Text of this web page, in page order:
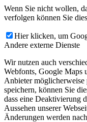
Wenn Sie nicht wollen,
verfolgen können Sie
Hier klicken, um
Andere externe Dienste
Wir nutzen auch
Webfonts, Google Maps
Anbieter möglicherweise
speichern, können Sie
dass eine Deaktivierung
Aussehen unserer
Änderungen werden